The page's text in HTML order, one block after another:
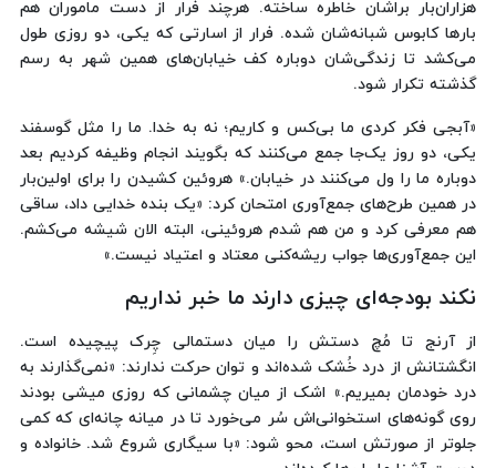
هزاران‌بار براشان خاطره ساخته. هرچند فرار از دست ماموران هم
بارها کابوس شبانه‌شان شده. فرار از اسارتی که یکی، دو روزی طول
می‌کشد تا زندگی‌شان دوباره کف خیابان‌های همین شهر به رسم
گذشته تکرار شود.
«آبجی فکر کردی ما بی‌کس و کاریم؛ نه به خدا. ما را مثل گوسفند
یکی، دو روز یک‌جا جمع می‌کنند که بگویند انجام وظیفه کردیم بعد
دوباره ما را ول می‌کنند در خیابان.» هروئین کشیدن را برای اولین‌بار
در همین طرح‌های جمع‌آوری امتحان کرد: «یک بنده خدایی داد، ساقی
هم معرفی کرد و من هم شدم هروئینی، البته الان شیشه می‌کشم.
این جمع‌آوری‌ها جواب ریشه‌کنی معتاد و اعتیاد نیست.»
نکند بودجه‌ای چیزی دارند ما خبر نداریم
از آرنج تا مُچ‌ دستش را میان دستمالی چِرک پیچیده است.
انگشتانش از درد خُشک شده‌اند و توان حرکت ندارند: «نمی‌گذارند به
درد خودمان بمیریم.» اشک از میان چشمانی که روزی میشی بودند
روی گونه‌های استخوانی‌اش سُر می‌خورد تا در میانه چانه‌ای که کمی
جلوتر از صورتش است، محو شود: «با سیگاری شروع شد. خانواده‌ و